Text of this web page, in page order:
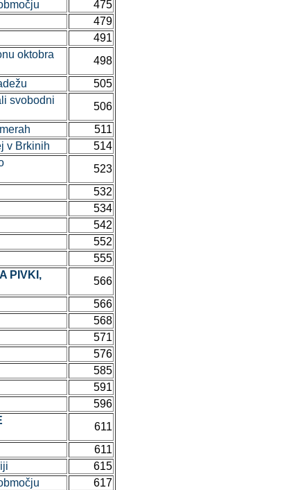
475
479
491
oktobra
498
505
svobodni
506
511
v Brkinih
514
523
532
534
542
552
555
PIVKI,
566
566
568
571
576
585
591
596
611
611
615
617